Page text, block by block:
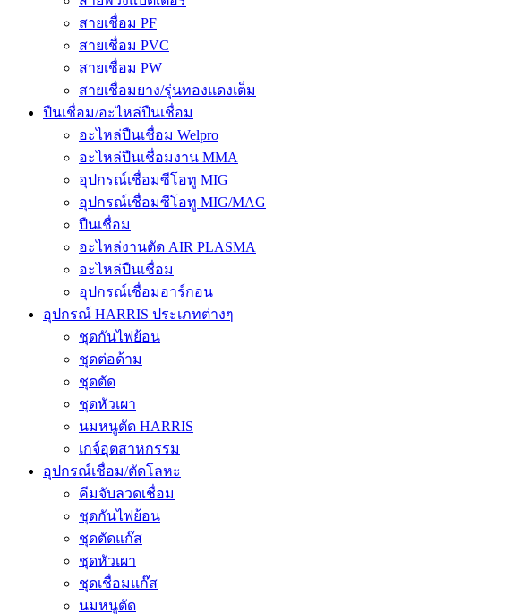
สายเชื่อม PF
สายเชื่อม PVC
สายเชื่อม PW
สายเชื่อมยาง/รุ่นทองแดงเต็ม
ปืนเชื่อม/อะไหล่ปืนเชื่อม
อะไหล่ปืนเชื่อม Welpro
อะไหล่ปืนเชื่อมงาน MMA
อุปกรณ์เชื่อมซีโอทู MIG
อุปกรณ์เชื่อมซีโอทู MIG/MAG
ปืนเชื่อม
อะไหล่งานตัด AIR PLASMA
อะไหล่ปืนเชื่อม
อุปกรณ์เชื่อมอาร์กอน
อุปกรณ์ HARRIS ประเภทต่างๆ
ชุดกันไฟย้อน
ชุดต่อด้าม
ชุดตัด
ชุดหัวเผา
นมหนูตัด HARRIS
เกจ์อุตสาหกรรม
อุปกรณ์เชื่อม/ตัดโลหะ
คีมจับลวดเชื่อม
ชุดกันไฟย้อน
ชุดตัดแก๊ส
ชุดหัวเผา
ชุดเชื่อมแก๊ส
นมหนูตัด